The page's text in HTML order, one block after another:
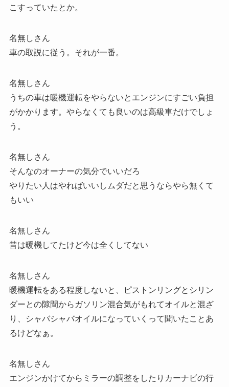
こすっていたとか。
名無しさん
車の取説に従う。それが一番。
名無しさん
うちの車は暖機運転をやらないとエンジンにすごい負担
がかかります。やらなくても良いのは高級車だけでしょ
う。
名無しさん
そんなのオーナーの気分でいいだろ
やりたい人はやればいいしムダだと思うならやら無くて
もいい
名無しさん
昔は暖機してたけど今は全くしてない
名無しさん
暖機運転をある程度しないと、ピストンリングとシリン
ダーとの隙間からガソリン混合気がもれてオイルと混ざ
り、シャバシャバオイルになっていくって聞いたことあ
るけどなぁ。
名無しさん
エンジンかけてからミラーの調整をしたりカーナビの行